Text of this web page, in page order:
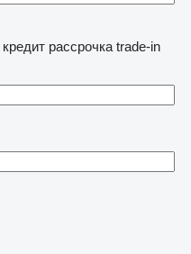
кредит рассрочка trade-in